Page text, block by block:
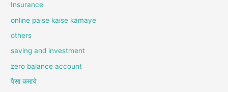
Insurance
online paise kaise kamaye
others
saving and investment
zero balance account
पैसा कमाये